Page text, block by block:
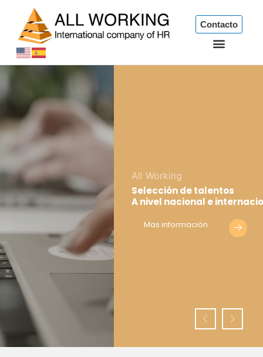
contenido
Contacto
All Working
Selección de talentos
A nivel nacional e
Mas información